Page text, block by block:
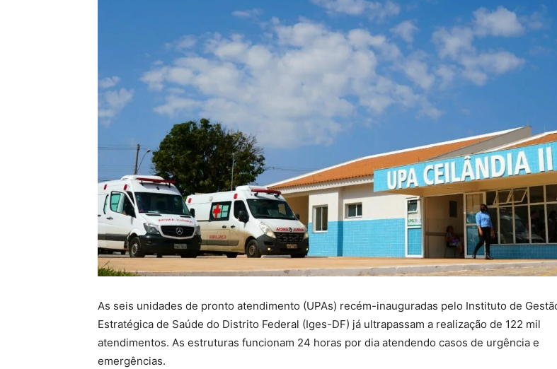
As seis unidades de pronto atendimento (UPAs) recém-inauguradas pelo Instituto de
Estratégica de Saúde do Distrito Federal (Iges-DF) já ultrapassam a realização de 122 mil
atendimentos. As estruturas funcionam 24 horas por dia atendendo casos de urgência e
emergências.